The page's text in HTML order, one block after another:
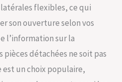
réception
personnalisée : les
parties latérales sont
amovibles et donc
installer ;
personnalisez la
tente selon vos
flexibles, ce qui
son ouverture selon vos
l’information sur la
détachées ne soit pas
un choix populaire,